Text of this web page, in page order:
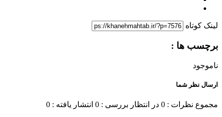
لینک کوتاه
برچسب ها :
ناموجود
ارسال نظر شما
مجموع نظرات : 0 در انتظار بررسی : 0 انتشار یافته : 0